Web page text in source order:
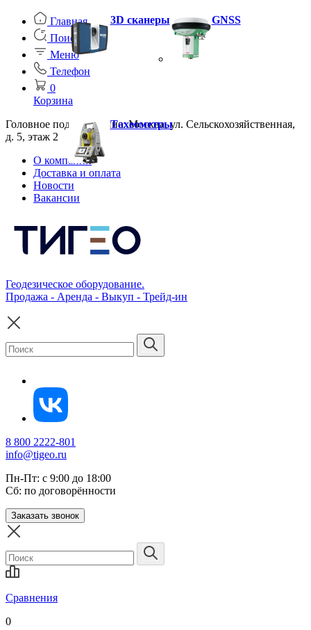
Главная
Поиск
Меню
Телефон
0
Корзина
Головное подразделение: Москва, ул. Сельскохозяйственная,
д. 5, этаж 2
О компании
Доставка и оплата
Новости
Вакансии
Геодезическое оборудование.
Продажа - Аренда - Выкуп - Трейд-ин
8 800 2222-801
info@tigeo.ru
Пн-Пт: с 9:00 до 18:00
Сб: по договорённости
Заказать звонок
Сравнения
0
3D сканеры GNSS
Тахеометры